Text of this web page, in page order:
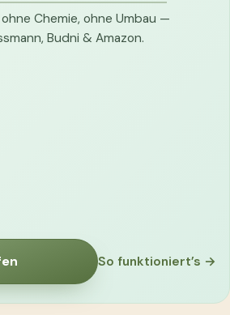
Chemie, ohne Umbau —
Budni & Amazon.
So funktioniert’s →